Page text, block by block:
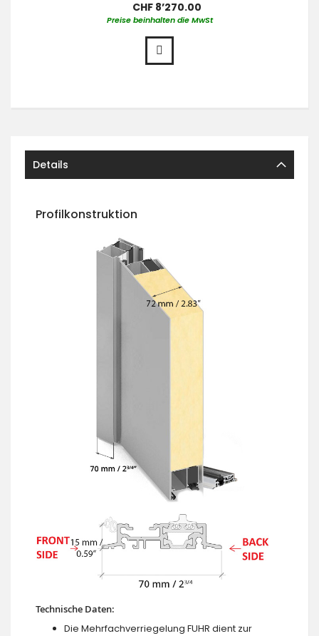
CHF 8’270.00
Preise beinhalten die MwSt
Details